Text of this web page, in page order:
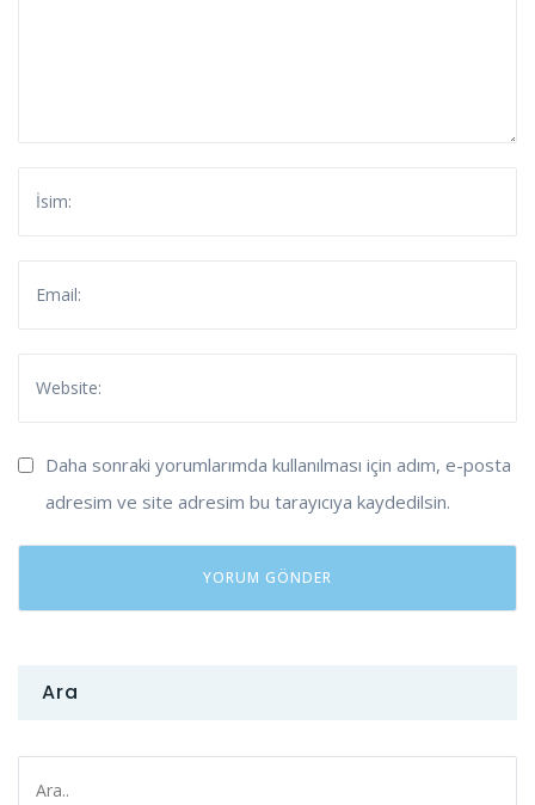
Daha sonraki yorumlarımda kullanılması için adım, e-posta
adresim ve site adresim bu tarayıcıya kaydedilsin.
Ara